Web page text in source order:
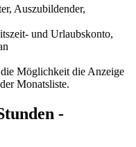
Auszubildender,
und Urlaubskonto,
Möglichkeit die Anzeige
Monatsliste.
-